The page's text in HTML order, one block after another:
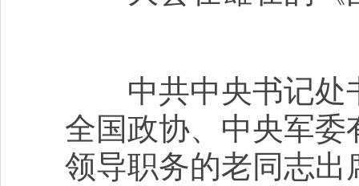
中共中央书记处
全国政协、中央军
领导职务的老同志出